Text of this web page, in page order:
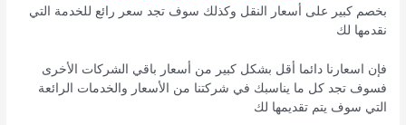
بخصم كبير على أسعار النقل وكذلك سوف تجد سعر رائع للخدمة التي
نقدمها لك
فإن اسعارنا دائما أقل بشكل كبير من أسعار باقي الشركات الأخرى
فسوف تجد كل ما يناسبك في شركتنا من الأسعار والخدمات الرائعة
التي سوف يتم تقديمها لك